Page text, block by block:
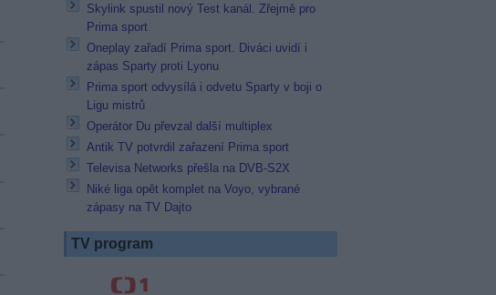
Skylink spustil nový Test kanál. Zřejmě pro
Prima sport
Oneplay zařadí Prima sport. Diváci uvidí i
zápas Sparty proti Lyonu
Prima sport odvysílá i odvetu Sparty v boji o
Ligu mistrů
Operátor Du převzal další multiplex
Antik TV potvrdil zařazení Prima sport
Televisa Networks přešla na DVB-S2X
Niké liga opět komplet na Voyo, vybrané
zápasy na TV Dajto
TV program